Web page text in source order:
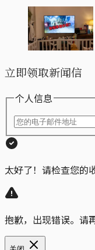
立即领取新闻信
个人信息
太好了！请检查您的
抱歉，出现错误。请